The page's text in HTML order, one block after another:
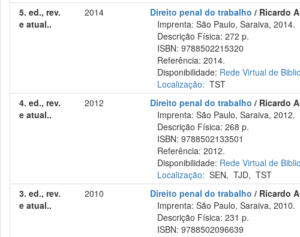
5. ed., rev.
e atual..
2014 Direito penal do trabalho / Ricardo
Imprenta: São Paulo, Saraiva, 2014.
Descrição Física: 272 p.
ISBN: 9788502215320
Referência: 2014.
Disponibilidade: Rede Virtual de
Localização: TST
4. ed., rev.
e atual..
2012 Direito penal do trabalho / Ricardo
Imprenta: São Paulo, Saraiva, 2012.
Descrição Física: 268 p.
ISBN: 9788502133501
Referência: 2012.
Disponibilidade: Rede Virtual de
Localização: SEN,TJD,TST
3. ed., rev.
e atual..
2010 Direito penal do trabalho / Ricardo
Imprenta: São Paulo, Saraiva, 2010.
Descrição Física: 231 p.
ISBN: 9788502096639